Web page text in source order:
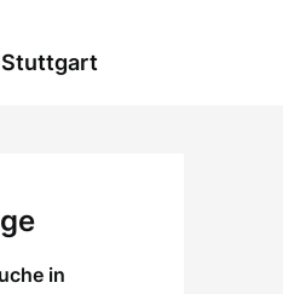
Stuttgart
in